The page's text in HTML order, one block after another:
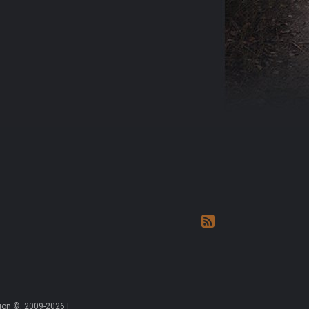
©, 2009-2026 |